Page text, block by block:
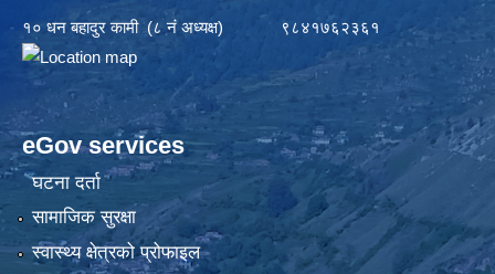
१० धन बहादुर कामी (८ नं अध्यक्ष) ९८४१७६२३६१
eGov services
घटना दर्ता
सामाजिक सुरक्षा
स्वास्थ्य क्षेत्रको प्रोफाइल